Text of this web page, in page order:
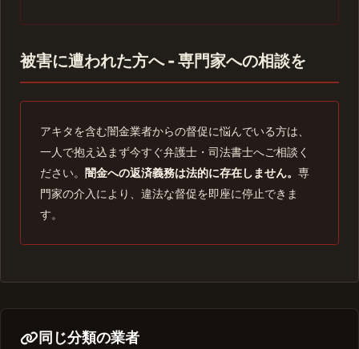
被害に遭われた方へ - 専門家への相談を
アキタを含む闇金業者からの督促に悩んでいる方は、
一人で抱え込まず今すぐ弁護士・司法書士へご相談く
ださい。 闇金への返済義務は法的に存在しません。 専
門家の介入により、違法な督促を即座に停止できま
す。
同じ分類の業者